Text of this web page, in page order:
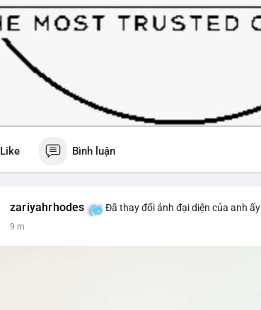
Like Bình luận
zariyahrhodes Đã thay đổi ảnh đại diện của anh ấy
9 m